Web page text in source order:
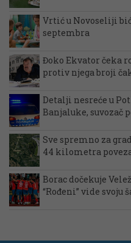
Vrtić u Novoseliji
septembra
Đoko Ekvator čeka
protiv njega broji
Detalji nesreće u
Banjaluke, suvozač
Sve spremno za
44 kilometra
Borac dočekuje
“Rođeni” vide svoju